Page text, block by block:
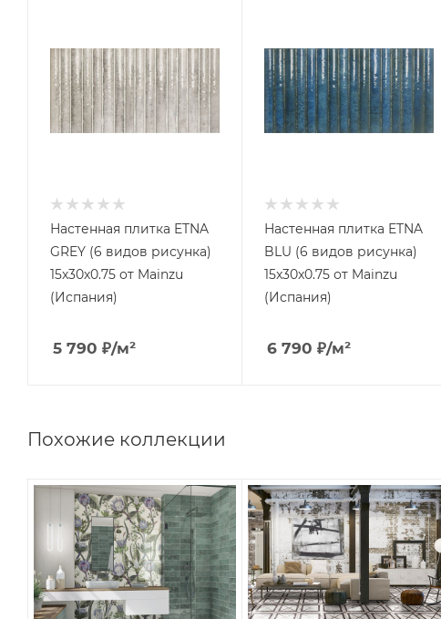
Настенная плитка ETNA
GREY (6 видов рисунка)
15x30x0.75 от Mainzu
(Испания)
5 790 ₽/м²
Настенная плитка ETNA
BLU (6 видов рисунка)
15x30x0.75 от Mainzu
(Испания)
6 790 ₽/м²
Похожие коллекции